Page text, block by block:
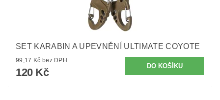
SET KARABIN A UPEVNĚNÍ ULTIMATE COYOTE
99,17 Kč bez DPH
120 Kč